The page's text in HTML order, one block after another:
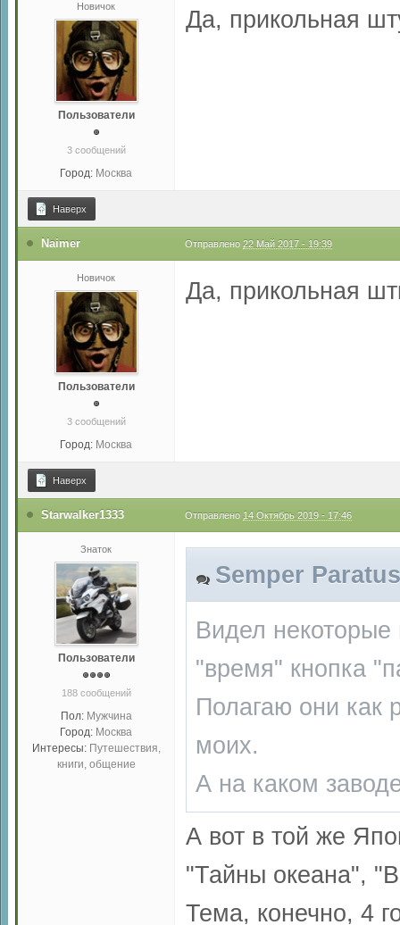
Новичок
Пользователи
3 сообщений
Город: Москва
Да, прикольная
Наверх
Naimer Отправлено 22 Май 2017 - 19:39
Новичок
Пользователи
3 сообщений
Город: Москва
Да, прикольная
Наверх
Starwalker1333 Отправлено 14 Октябрь 2019 - 17:46
Знаток
Пользователи
188 сообщений
Пол: Мужчина
Город: Москва
Интересы: Путешествия,
книги, общение
Semper
Видел некоторые
"время" кнопка
Полагаю они как
моих.
А на каком
А вот в той же
"Тайны океана",
Тема, конечно, 4